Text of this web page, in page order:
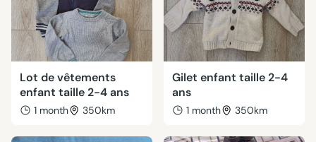
Lot de vêtements
enfant taille 2-4 ans
1 month 350km
Gilet enfant taille 2-4
ans
1 month 350km